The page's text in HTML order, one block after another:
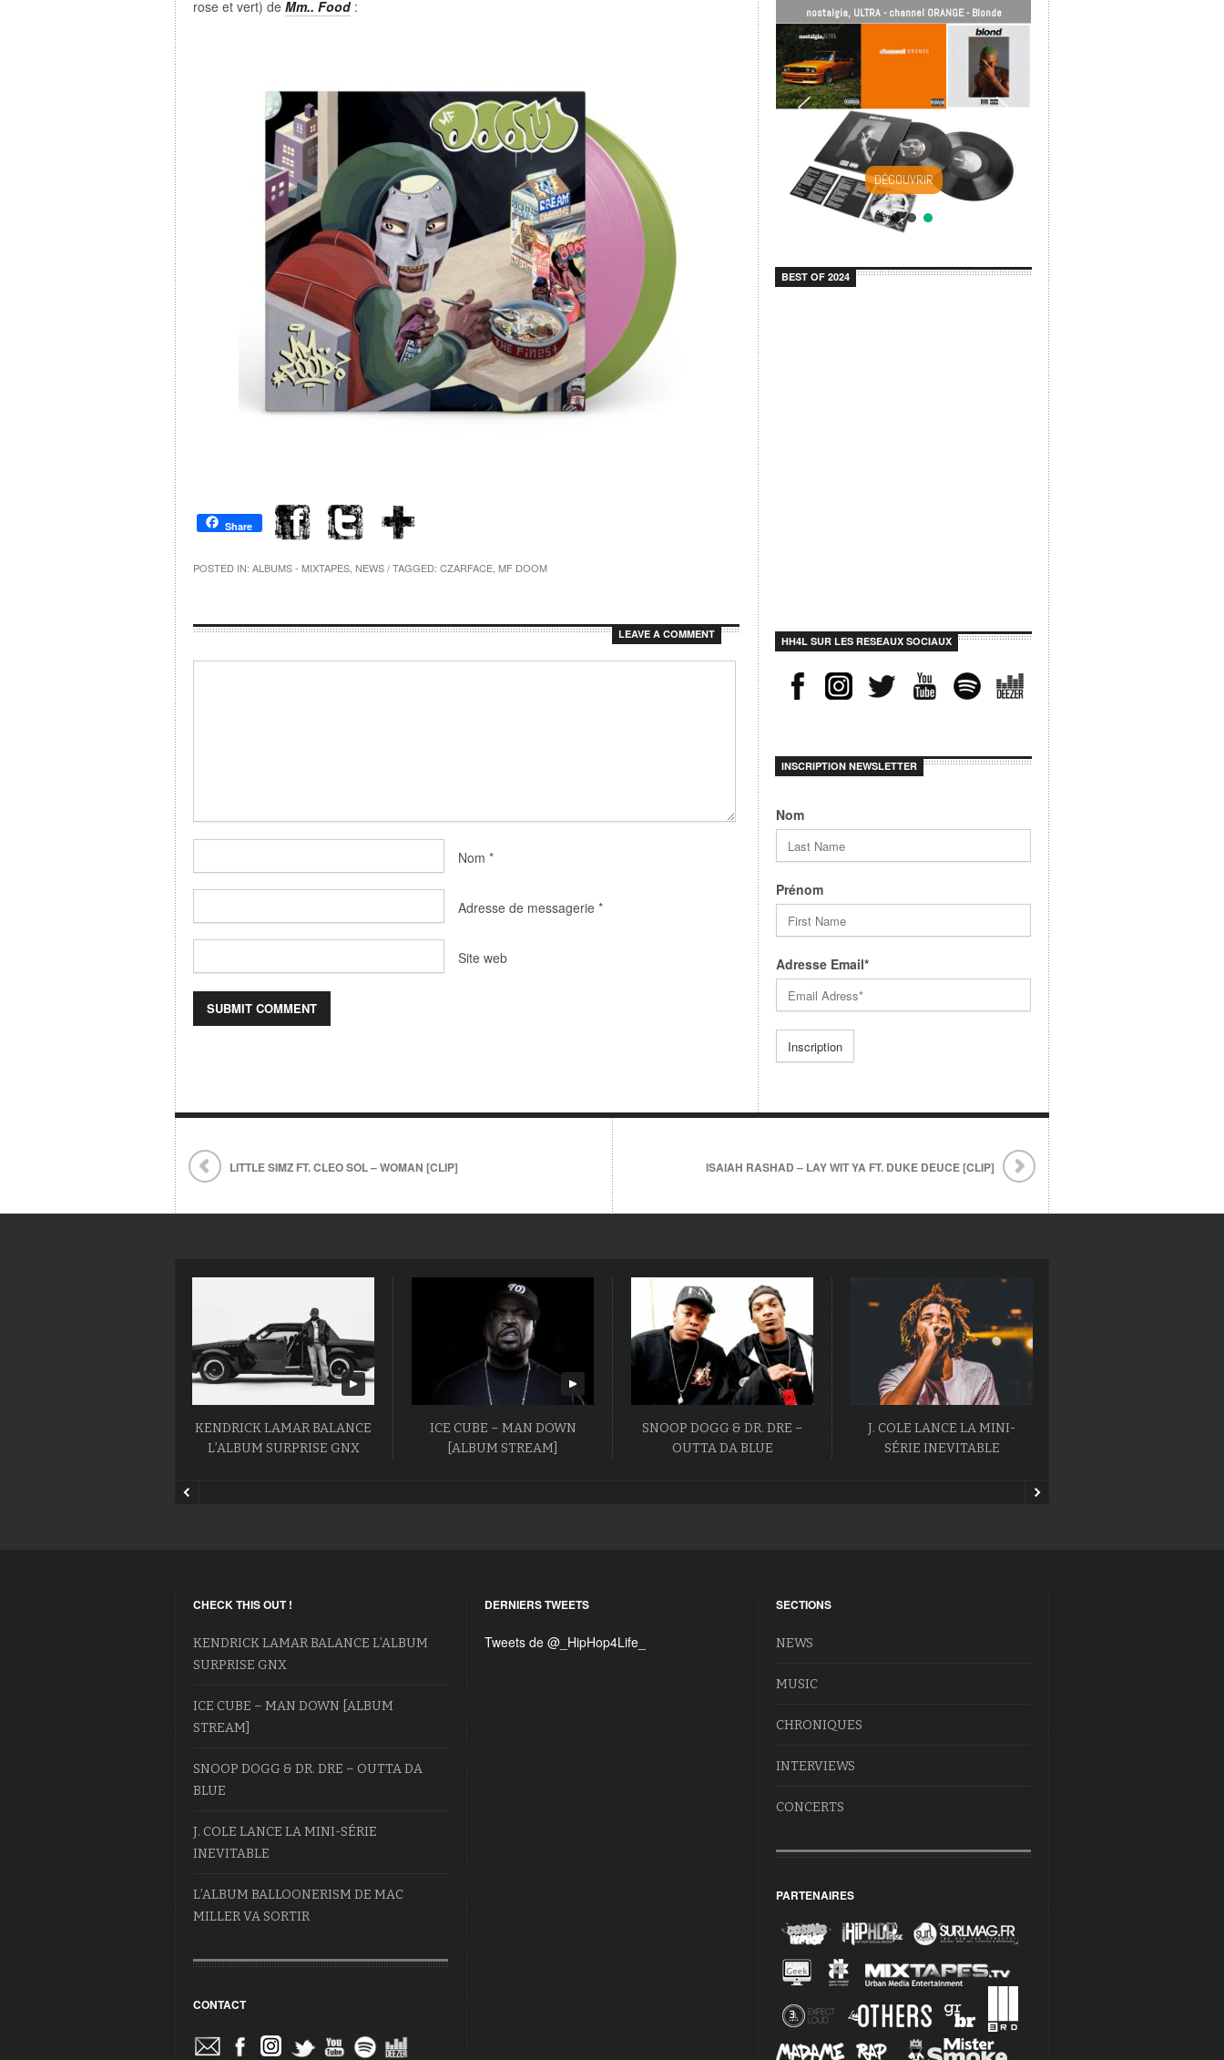
rose et vert) de Mm.. Food:
Share
POSTED IN: ALBUMS - MIXTAPES NEWS/ TAGGED: CZARFACE MF DOOM
LEAVE A COMMENT
Nom *
Adresse de messagerie *
Site web
nostalgia, ULTRA - channel ORANGE - Blonde
DÉCOUVRIR
BEST OF 2024
HH4L SUR LES RESEAUX SOCIAUX
INSCRIPTION NEWSLETTER
Nom
Prénom
Adresse Email*
LITTLE SIMZ FT. CLEO SOL – WOMAN [CLIP] ISAIAH RASHAD – LAY WIT YA FT. DUKE DEUCE [CLIP]
KENDRICK LAMAR BALANCE
L’ALBUM SURPRISE GNX
ICE CUBE – MAN DOWN
[ALBUM STREAM]
SNOOP DOGG & DR. DRE –
OUTTA DA BLUE
J. COLE LANCE LA MINI-
SÉRIE INEVITABLE
CHECK THIS OUT !
KENDRICK LAMAR BALANCE L’ALBUM
SURPRISE GNX
ICE CUBE – MAN DOWN [ALBUM
STREAM]
SNOOP DOGG & DR. DRE – OUTTA DA
BLUE
J. COLE LANCE LA MINI-SÉRIE
INEVITABLE
L’ALBUM BALLOONERISM DE MAC
MILLER VA SORTIR
CONTACT
DERNIERS TWEETS
Tweets de @_HipHop4Life_
SECTIONS
NEWS
MUSIC
CHRONIQUES
INTERVIEWS
CONCERTS
PARTENAIRES